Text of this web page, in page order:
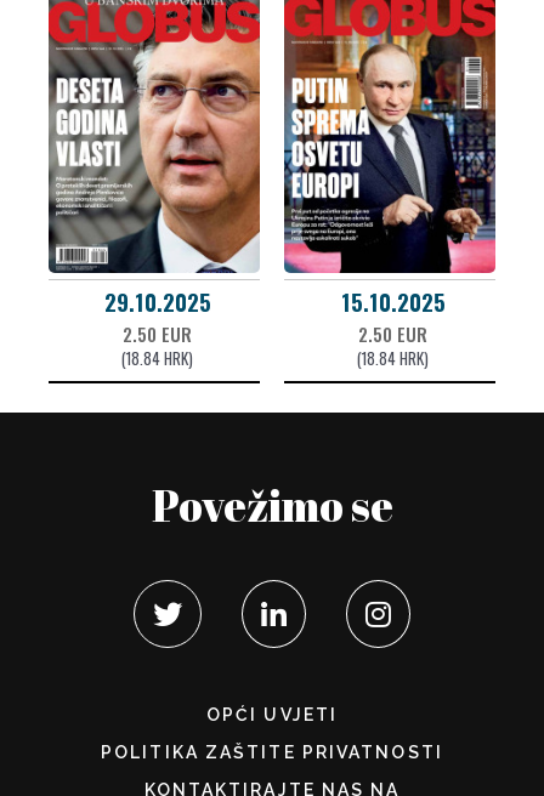
29.10.2025
2.50 EUR
(18.84 HRK)
15.10.2025
2.50 EUR
(18.84 HRK)
Povežimo se
OPĆI UVJETI
POLITIKA ZAŠTITE PRIVATNOSTI
KONTAKTIRAJTE NAS NA